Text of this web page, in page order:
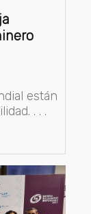
están
. . .